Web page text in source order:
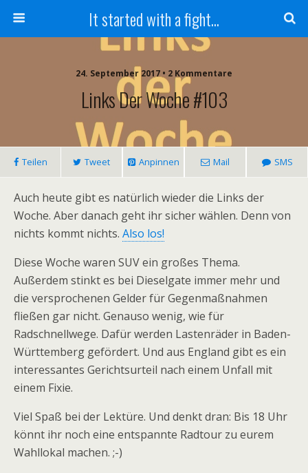
It started with a fight...
24. September 2017 • 2 Kommentare
Links Der Woche #103
Teilen Tweet Anpinnen Mail SMS
Auch heute gibt es natürlich wieder die Links der
Woche. Aber danach geht ihr sicher wählen. Denn von
nichts kommt nichts. Also los!
Diese Woche waren SUV ein großes Thema.
Außerdem stinkt es bei Dieselgate immer mehr und
die versprochenen Gelder für Gegenmaßnahmen
fließen gar nicht. Genauso wenig, wie für
Radschnellwege. Dafür werden Lastenräder in Baden-
Württemberg gefördert. Und aus England gibt es ein
interessantes Gerichtsurteil nach einem Unfall mit
einem Fixie.
Viel Spaß bei der Lektüre. Und denkt dran: Bis 18 Uhr
könnt ihr noch eine entspannte Radtour zu eurem
Wahllokal machen. ;-)